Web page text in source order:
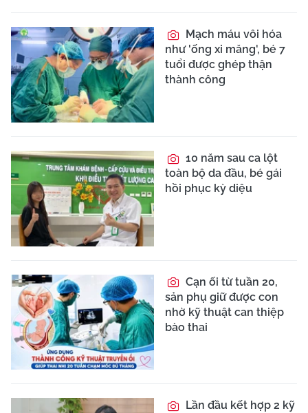
Mạch máu vôi hóa
như 'ống xi măng', bé 7
tuổi được ghép thận
thành công
10 năm sau ca lột
toàn bộ da đầu, bé gái
hồi phục kỳ diệu
Cạn ối từ tuần 20,
sản phụ giữ được con
nhờ kỹ thuật can thiệp
bào thai
Lần đầu kết hợp 2 kỹ